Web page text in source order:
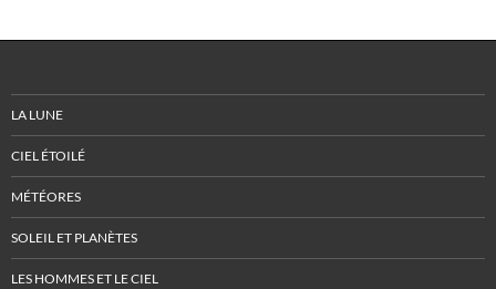
LA LUNE
CIEL ÉTOILÉ
MÉTÉORES
SOLEIL ET PLANÈTES
LES HOMMES ET LE CIEL